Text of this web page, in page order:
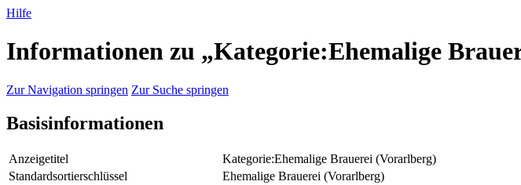
Hilfe
Informationen zu „Kategorie:Ehemalige
Zur Navigation springen Zur Suche springen
Basisinformationen
Anzeigetitel
Kategorie:Ehemalige Brauerei (Vorarlberg)
Standardsortierschlüssel
Ehemalige Brauerei (Vorarlberg)